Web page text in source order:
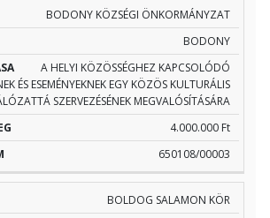
BODONY KÖZSÉGI ÖNKORMÁNYZAT
BODONY
A HELYI KÖZÖSSÉGHEZ KAPCSOLÓDÓ
ÉS ESEMÉNYEKNEK EGY KÖZÖS KULTURÁLIS
SZERVEZÉSÉNEK MEGVALÓSÍTÁSÁRA
4.000.000 Ft
650108/00003
BOLDOG SALAMON KÖR